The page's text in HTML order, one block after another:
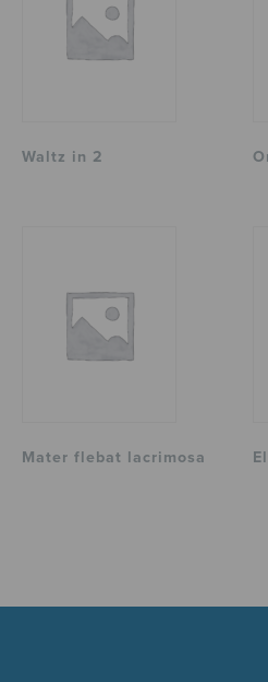
Waltz in 2
Mater flebat lacrimosa